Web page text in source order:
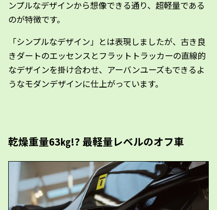
ンプルなデザインから想像できる通り、超軽量である
のが特徴です。
「シンプルなデザイン」とは表現しましたが、古き良
きダートのエッセンスとフラットトラッカーの直線的
なデザインを掛け合わせ、アーバンユーズもできるよ
うなモダンデザインに仕上がっています。
乾燥重量63㎏!? 最軽量レベルのオフ車